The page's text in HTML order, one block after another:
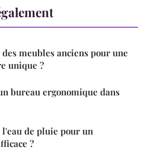
meubles anciens pour une
unique ?
bureau ergonomique dans
de pluie pour un
?